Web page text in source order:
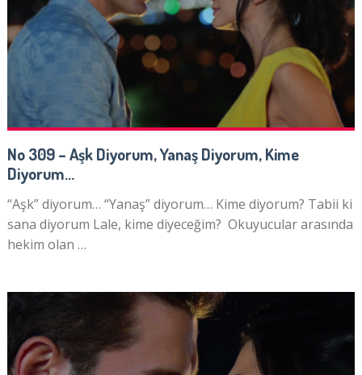
No 309 – Aşk Diyorum, Yanaş Diyorum, Kime
Diyorum…
“Aşk” diyorum… “Yanaş” diyorum… Kime diyorum? Tabii ki
sana diyorum Lale, kime diyeceğim? Okuyucular arasında
hekim olan …